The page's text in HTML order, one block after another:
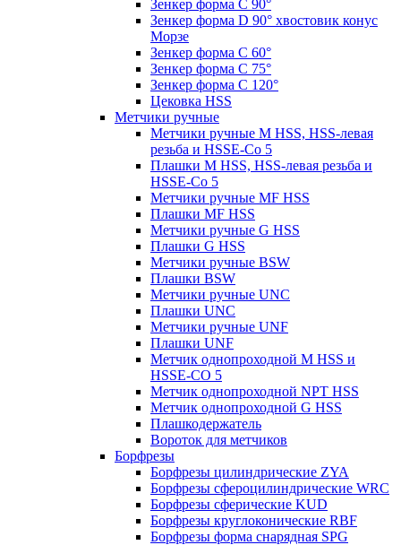
Зенкер форма С 90°
Зенкер форма D 90° хвостовик конус
Морзе
Зенкер форма С 60°
Зенкер форма С 75°
Зенкер форма С 120°
Цековка HSS
Метчики ручные
Метчики ручные M HSS, HSS-левая
резьба и HSSE-Co 5
Плашки M HSS, HSS-левая резьба и
HSSE-Co 5
Метчики ручные MF HSS
Плашки MF HSS
Метчики ручные G HSS
Плашки G HSS
Метчики ручные BSW
Плашки BSW
Метчики ручные UNC
Плашки UNC
Метчики ручные UNF
Плашки UNF
Метчик однопроходной M HSS и
HSSE-CO 5
Метчик однопроходной NPT HSS
Метчик однопроходной G HSS
Плашкодержатель
Вороток для метчиков
Борфрезы
Борфрезы цилиндрические ZYA
Борфрезы сфероцилиндрические WRC
Борфрезы сферические KUD
Борфрезы круглоконические RBF
Борфрезы форма снарядная SPG